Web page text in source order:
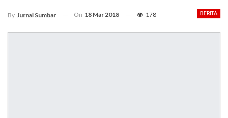
BERITA
By Jurnal Sumbar On 18 Mar 2018 178